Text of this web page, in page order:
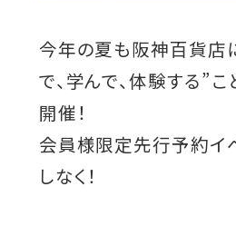
今年の夏も阪神百貨店
で、学んで、体験する”
開催！
会員様限定先行予約イ
しなく！